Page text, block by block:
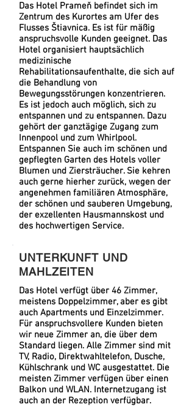
Das Hotel Prameň befindet sich im
Zentrum des Kurortes am Ufer des
Flusses Štiavnica. Es ist für mäßig
anspruchsvolle Kunden geeignet. Das
Hotel organisiert hauptsächlich
medizinische
Rehabilitationsaufenthalte, die sich auf
die Behandlung von
Bewegungsstörungen konzentrieren.
Es ist jedoch auch möglich, sich zu
entspannen und zu entspannen. Dazu
gehört der ganztägige Zugang zum
Innenpool und zum Whirlpool.
Entspannen Sie auch im schönen und
gepflegten Garten des Hotels voller
Blumen und Ziersträucher. Sie kehren
auch gerne hierher zurück, wegen der
angenehmen familiären Atmosphäre,
der schönen und sauberen Umgebung,
der exzellenten Hausmannskost und
des hochwertigen Service.
UNTERKUNFT UND
MAHLZEITEN
Das Hotel verfügt über 46 Zimmer,
meistens Doppelzimmer, aber es gibt
auch Apartments und Einzelzimmer.
Für anspruchsvollere Kunden bieten
wir neue Zimmer an, die über dem
Standard liegen. Alle Zimmer sind mit
TV, Radio, Direktwahltelefon, Dusche,
Kühlschrank und WC ausgestattet. Die
meisten Zimmer verfügen über einen
Balkon und WLAN. Internetzugang ist
auch an der Rezeption verfügbar.